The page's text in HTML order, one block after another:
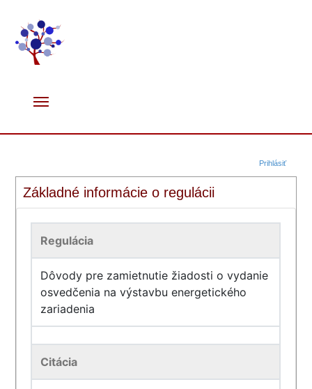
Prihlásiť
Základné informácie o regulácii
Regulácia
Dôvody pre zamietnutie žiadosti o vydanie
osvedčenia na výstavbu energetického
zariadenia
Citácia